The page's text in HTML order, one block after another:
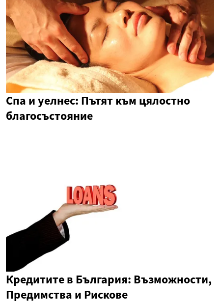
Спа и уелнес: Пътят към цялостно
благосъстояние
Кредитите в България: Възможности,
Предимства и Рискове